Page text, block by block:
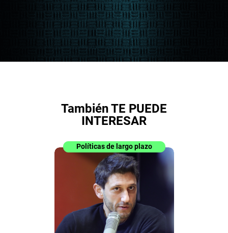
También TE PUEDE
INTERESAR
Políticas de largo plazo